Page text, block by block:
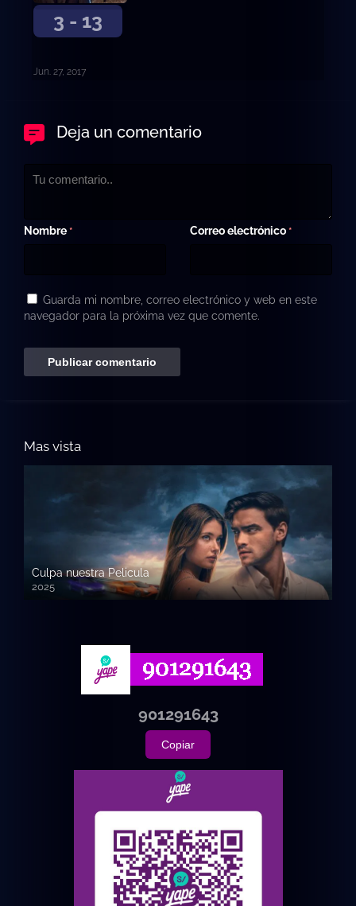
3 - 13
Jun. 27, 2017
Deja un comentario
Nombre * Correo electrónico *
Guarda mi nombre, correo electrónico y web en este
navegador para la próxima vez que comente.
Mas vista
Culpa nuestra Pelicula
2025
720p HD
901291643
Copiar